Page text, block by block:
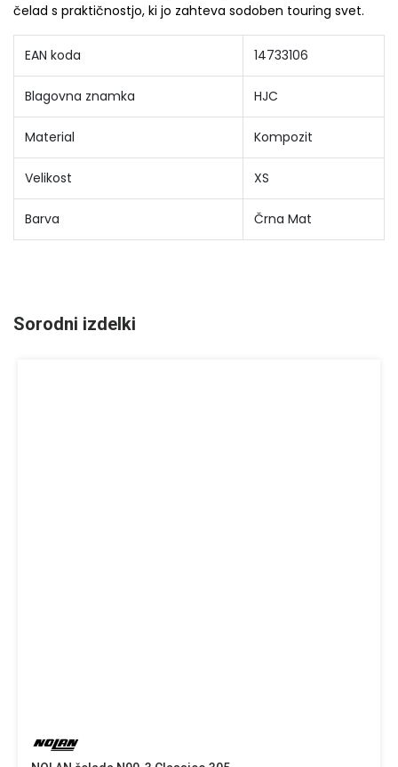
čelad s praktičnostjo, ki jo zahteva sodoben touring svet.
EAN koda 14733106
Blagovna znamka HJC
Material Kompozit
Velikost XS
Barva Črna Mat
Sorodni izdelki